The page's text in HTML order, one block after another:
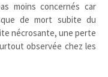
moins concernés car
de mort subite du
nécrosante, une perte
observée chez les